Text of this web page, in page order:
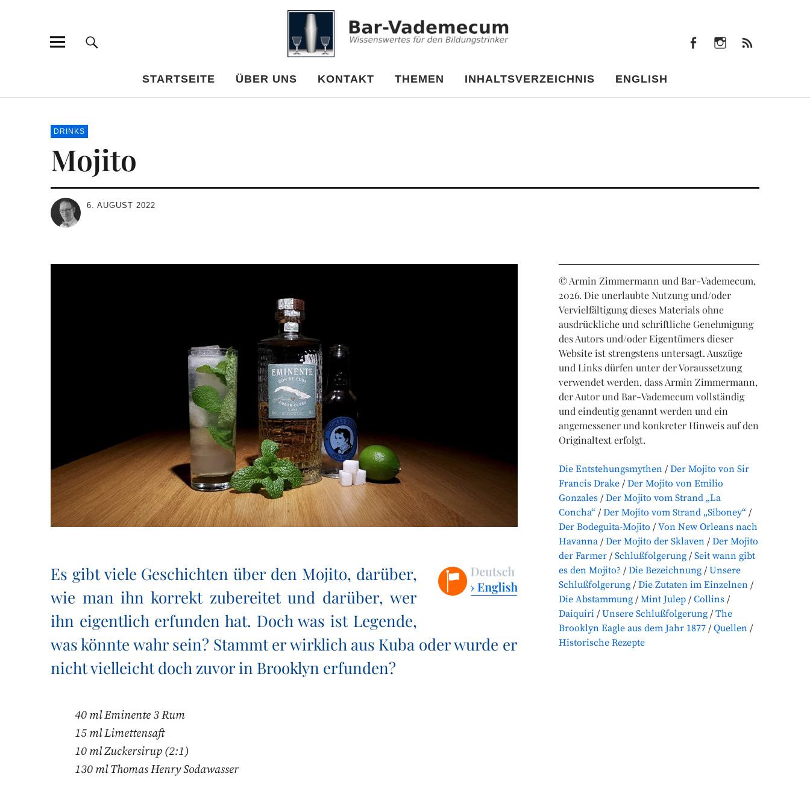
Bar-Vademecum
STARTSEITE ÜBER UNS KONTAKT THEMEN INHALTSVERZEICHNIS ENGLISH
DRINKS
Mojito
6. AUGUST 2022
Es gibt viele Geschichten über den Mojito, darüber,
wie man ihn korrekt zubereitet und darüber, wer
ihn eigentlich erfunden hat. Doch was ist Legende,
was könnte wahr sein? Stammt er wirklich aus Kuba oder wurde er
nicht vielleicht doch zuvor in Brooklyn erfunden?
40 ml Eminente 3 Rum
15 ml Limettensaft
10 ml Zuckersirup (2:1)
130 ml Thomas Henry Sodawasser
© Armin Zimmermann und Bar-Vademecum,
2026. Die unerlaubte Nutzung und/oder
Vervielfältigung dieses Materials ohne
ausdrückliche und schriftliche Genehmigung
des Autors und/oder Eigentümers dieser
Website ist strengstens untersagt. Auszüge
und Links dürfen unter der Voraussetzung
verwendet werden, dass Armin Zimmermann,
der Autor und Bar-Vademecum vollständig
und eindeutig genannt werden und ein
angemessener und konkreter Hinweis auf den
Originaltext erfolgt.
Die Entstehungsmythen
Der Mojito von Sir
Francis Drake
Der Mojito von Emilio
Gonzales
Der Mojito vom Strand „La
Concha“
Der Mojito vom Strand „Siboney“
Der Bodeguita-Mojito
Von New Orleans nach
Havanna
Der Mojito der Sklaven
Der Mojito
der Farmer
Schlußfolgerung
Seit wann gibt
es den Mojito?
Die Bezeichnung
Unsere
Schlußfolgerung
Die Zutaten im Einzelnen
Die Abstammung
Mint Julep
Collins
Daiquiri
Unsere Schlußfolgerung
The
Brooklyn Eagle aus dem Jahr 1877
Quellen
Historische Rezepte